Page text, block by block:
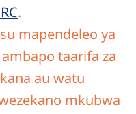
.
mapendeleo ya
taarifa za
au watu
mkubwa